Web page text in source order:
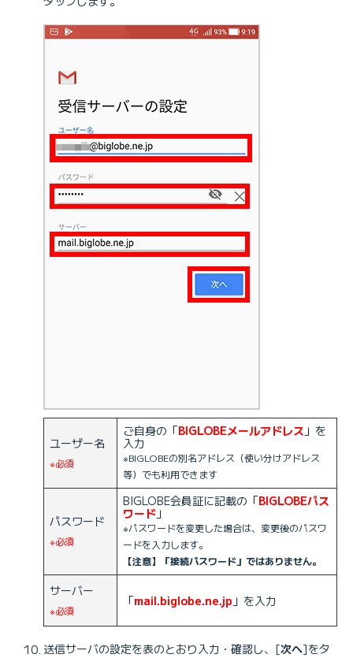
ユーザー名
※必須
ご自身の「BIGLOBEメールアドレス 」を
入力
※BIGLOBEの別名アドレス（使い分けアドレス
等）でも利用できます
パスワード
※必須
BIGLOBE会員証に記載の「BIGLOBEパス
ワード 」
※パスワードを変更した場合は、変更後のパスワ
ードを入力します。
【注意】「接続パスワード」ではありません。
サーバー
※必須
「mail.biglobe.ne.jp 」を入力
送信サーバの設定を表のとおり入力・確認し、[次へ]をタ